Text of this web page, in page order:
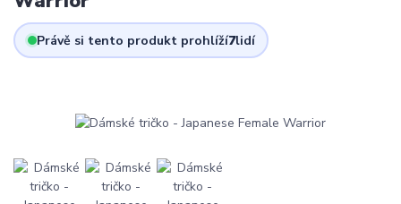
Právě si tento produkt prohlíží7lidí